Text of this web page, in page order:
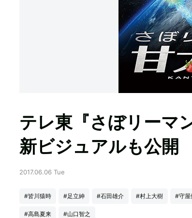
テレ東『さぼリー
新ビジュアルも公開
2017.06.06 Tue
#皆川猿時 #足立紳 #石田雄介 #村上大樹 #守屋
#高島夏来 #山口智之